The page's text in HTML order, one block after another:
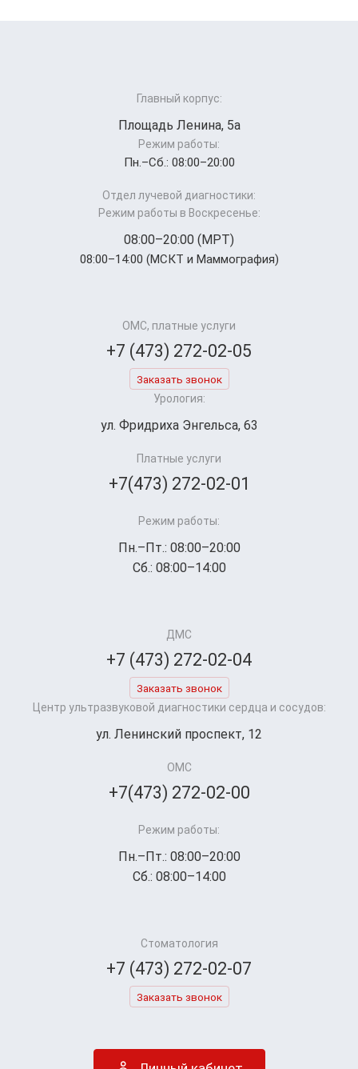
Главный корпус:
Площадь Ленина, 5а
Режим работы:
Пн.–Cб.: 08:00–20:00
Отдел лучевой диагностики:
Режим работы в Воскресенье:
08:00–20:00 (МРТ)
08:00–14:00 (МСКТ и Маммография)
ОМС, платные услуги
+7 (473) 272-02-05
Заказать звонок
Урология:
ул. Фридриха Энгельса, 63
Платные услуги
+7(473) 272-02-01
Режим работы:
Пн.–Пт.: 08:00–20:00
Сб.: 08:00–14:00
ДМС
+7 (473) 272-02-04
Заказать звонок
Центр ультразвуковой диагностики сердца и сосудов:
ул. Ленинский проспект, 12
ОМС
+7(473) 272-02-00
Режим работы:
Пн.–Пт.: 08:00–20:00
Сб.: 08:00–14:00
Стоматология
+7 (473) 272-02-07
Заказать звонок